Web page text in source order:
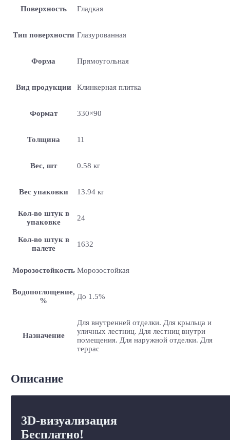
Поверхность Гладкая
Тип поверхности Глазурованная
Форма Прямоугольная
Вид продукции Клинкерная плитка
Формат 330×90
Толщина 11
Вес, шт 0.58 кг
Вес упаковки 13.94 кг
Кол-во штук в
упаковке
24
Кол-во штук в
палете
1632
Морозостойкость Морозостойкая
Водопоглощение,
%
До 1.5%
Назначение
Для внутренней отделки. Для крыльца и
уличных лестниц. Для лестниц внутри
помещения. Для наружной отделки. Для
террас
Описание
3D-визуализация
Бесплатно!